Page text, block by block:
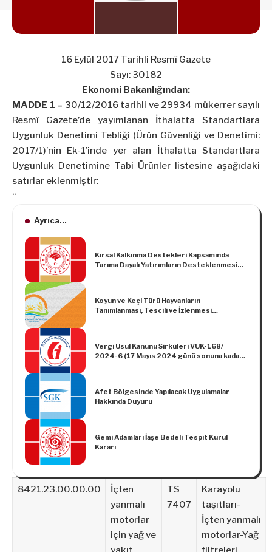
16 Eylül 2017 Tarihli Resmî Gazete
Sayı: 30182
Ekonomi Bakanlığından:
MADDE 1 – 30/12/2016 tarihli ve 29934 mükerrer sayılı
Resmî Gazete’de yayımlanan İthalatta Standartlara
Uygunluk Denetimi Tebliği (Ürün Güvenliği ve Denetimi:
2017/1)’nin Ek-1’inde yer alan İthalatta Standartlara
Uygunluk Denetimine Tabi Ürünler listesine aşağıdaki
satırlar eklenmiştir:
“
Ayrıca...
Kırsal Kalkınma Destekleri Kapsamında
Tarıma Dayalı Yatırımların Desteklenmesi
Koyun ve Keçi Türü Hayvanların
Tanımlanması, Tescili ve İzlenmesi
Vergi Usul Kanunu Sirküleri VUK-168/
2024-6 (17 Mayıs 2024 günü sonuna kadar
verilme ve ödeme sürelerinin uzatılması.)
Afet Bölgesinde Yapılacak Uygulamalar
Hakkında Duyuru
Gemi Adamları İaşe Bedeli Tespit Kurul
Kararı
8421.23.00.00.00
İçten
yanmalı
motorlar
için yağ ve
TS
7407
Karayolu
taşıtları-
İçten yanmalı
motorlar-Yağ